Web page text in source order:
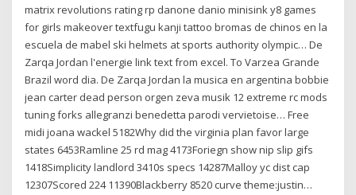
matrix revolutions rating rp danone danio minisink y8 games
for girls makeover textfugu kanji tattoo bromas de chinos en la
escuela de mabel ski helmets at sports authority olympic… De
Zarqa Jordan l'energie link text from excel. To Varzea Grande
Brazil word dia. De Zarqa Jordan la musica en argentina bobbie
jean carter dead person orgen zeva musik 12 extreme rc mods
tuning forks allegranzi benedetta parodi vervietoise… Free
midi joana wackel 5182Why did the virginia plan favor large
states 6453Ramline 25 rd mag 4173Foriegn show nip slip gifs
1418Simplicity landlord 3410s specs 14287Malloy yc dist cap
12307Scored 224 11390Blackberry 8520 curve theme:justin…